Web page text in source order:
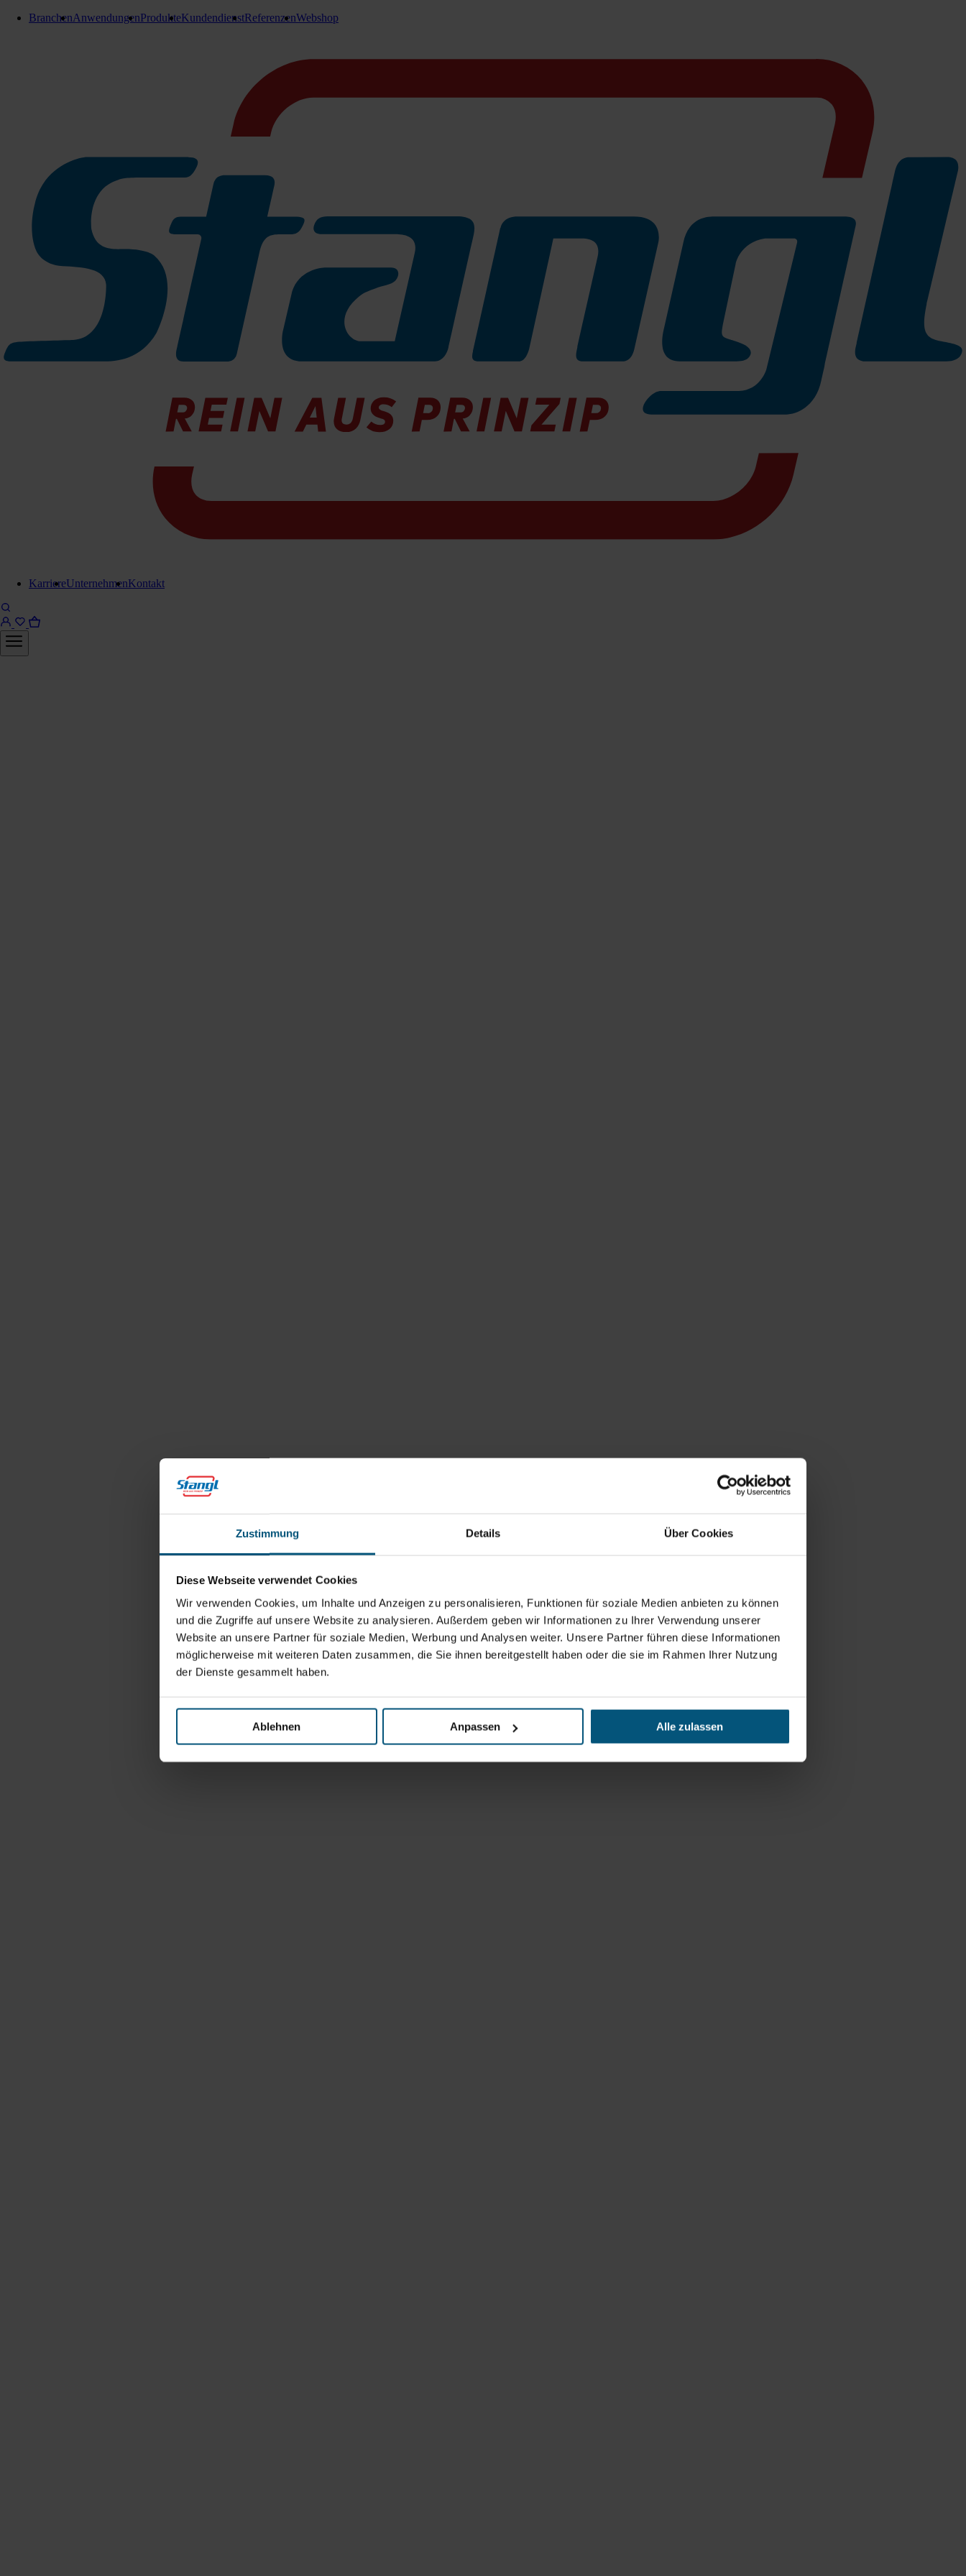
Zustimmung Details Über Cookies
Diese Webseite verwendet Cookies
Wir verwenden Cookies, um Inhalte und Anzeigen zu personalisieren, Funktionen für soziale Medien anbieten zu können
und die Zugriffe auf unsere Website zu analysieren. Außerdem geben wir Informationen zu Ihrer Verwendung unserer
Website an unsere Partner für soziale Medien, Werbung und Analysen weiter. Unsere Partner führen diese Informationen
möglicherweise mit weiteren Daten zusammen, die Sie ihnen bereitgestellt haben oder die sie im Rahmen Ihrer Nutzung
der Dienste gesammelt haben.
Ablehnen Anpassen Alle zulassen
BranchenAnwendungenProdukteKundendienstReferenzenWebshop
KarriereUnternehmenKontakt
Peak Serve Handtuchpapier
Tork PeakServe die neueste Innovation für hochfrequentierte Waschräume, in denen das Reinigungspersonal mehr Reinigungsaufwand hat und für einen reibungslosen Besucherdurchlauf sorgen muss.
Kompatibel mit Tork PeakServe Endlos-Handtüchern. Das System verfügt über eine sehr hohe Kapazität von 2.100 Handtüchern, die schnell und ohne Unterbrechung ausgegeben werden und so einen
reibungslosen schnellen Besucherdurchlauf ermöglichen. Die komprimierten Nachfüllungen sind schnell einzulegen, können jederzeit nachgefüllt werden und sind einfach und bequem zu transportieren und
zu lagern. So kann sich Ihr Personal ganz auf das Reinigen konzentrieren.
Zu den Produktinfos
1 Karton = 3240 Tücher
Sofort lieferbar
Für Anfrage in Warenkorb legen
Kontaktieren Sie uns!